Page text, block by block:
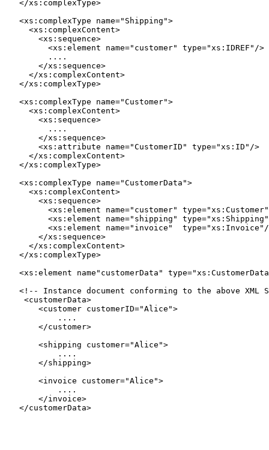
   </xs:complexType>
   <xs:complexType name="Shipping">
     <xs:complexContent>
       <xs:sequence>
         <xs:element name="customer" type="xs:IDREF"/>
         ....
       </xs:sequence>
     </xs:complexContent>
   </xs:complexType>
   <xs:complexType name="Customer">
     <xs:complexContent>
       <xs:sequence>
         ....
       </xs:sequence>
       <xs:attribute name="CustomerID" type="xs:ID"/>
     </xs:complexContent>
   </xs:complexType>
   <xs:complexType name="CustomerData">
     <xs:complexContent>
       <xs:sequence>
<xs:element name="customer"
<xs:element name="shipping"
<xs:element name="invoice"
       </xs:sequence>
     </xs:complexContent>
   </xs:complexType>
<xs:element name"customerData"
<!-- Instance document conforming to the above XML
    <customerData>
       <customer customerID="Alice">
           ....
       </customer>
       <shipping customer="Alice">
           ....
       </shipping>
       <invoice customer="Alice">
           ....
       </invoice>
   </customerData>